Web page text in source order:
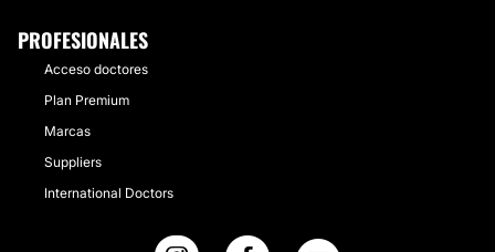
PROFESIONALES
Acceso doctores
Plan Premium
Marcas
Suppliers
International Doctors